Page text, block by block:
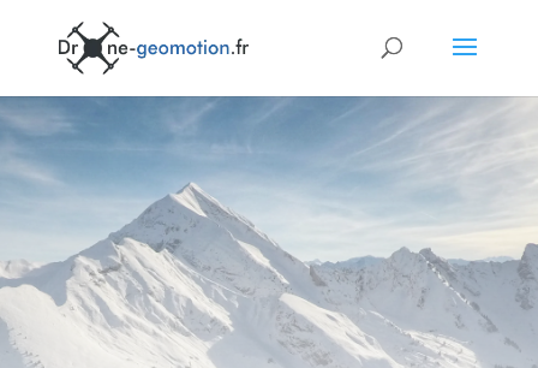
Contactez nous
Découvrez l’expertise de nos consultants pour